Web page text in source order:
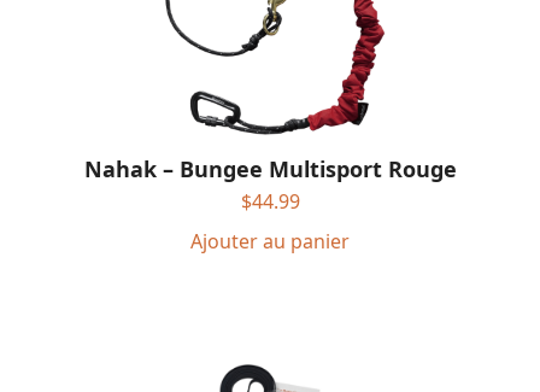
Nahak – Bungee Multisport Rouge
$44.99
Ajouter au panier